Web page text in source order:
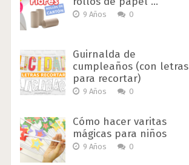
9 Años 0
Guirnalda de
cumpleaños (con letras
para recortar)
9 Años 0
Cómo hacer varitas
mágicas para niños
9 Años 0